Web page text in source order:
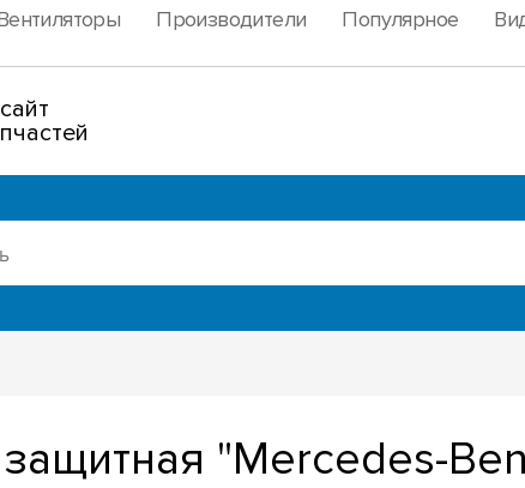
Производители Популярное
"Mercedes-